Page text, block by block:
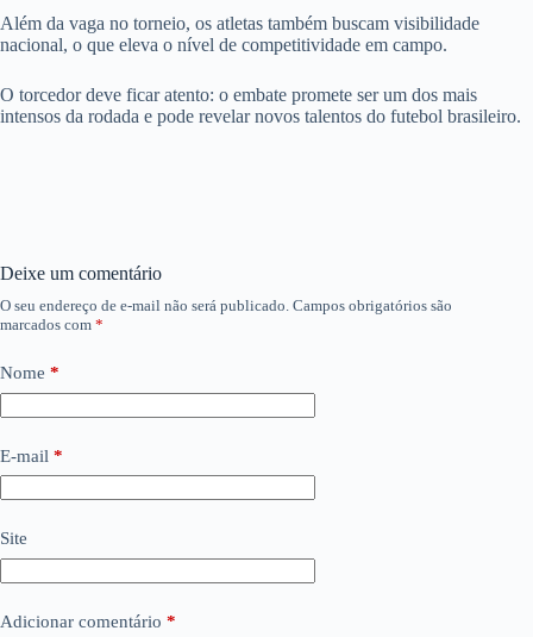
Além da vaga no torneio, os atletas também buscam visibilidade
nacional, o que eleva o nível de competitividade em campo.
O torcedor deve ficar atento: o embate promete ser um dos mais
intensos da rodada e pode revelar novos talentos do futebol brasileiro.
Deixe um comentário
O seu endereço de e-mail não será publicado. Campos obrigatórios são
marcados com *
Nome *
E-mail *
Site
Adicionar comentário *